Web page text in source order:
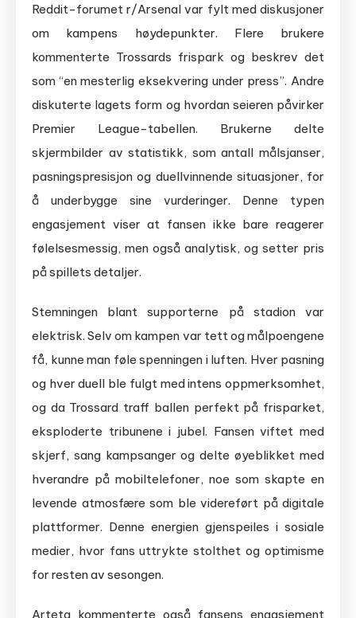
Reddit-forumet r/Arsenal var fylt med diskusjoner
om kampens høydepunkter. Flere brukere
kommenterte Trossards frispark og beskrev det
som “en mesterlig eksekvering under press”. Andre
diskuterte lagets form og hvordan seieren påvirker
Premier League-tabellen. Brukerne delte
skjermbilder av statistikk, som antall målsjanser,
pasningspresisjon og duellvinnende situasjoner, for
å underbygge sine vurderinger. Denne typen
engasjement viser at fansen ikke bare reagerer
følelsesmessig, men også analytisk, og setter pris
på spillets detaljer.
Stemningen blant supporterne på stadion var
elektrisk. Selv om kampen var tett og målpoengene
få, kunne man føle spenningen i luften. Hver pasning
og hver duell ble fulgt med intens oppmerksomhet,
og da Trossard traff ballen perfekt på frisparket,
eksploderte tribunene i jubel. Fansen viftet med
skjerf, sang kampsanger og delte øyeblikket med
hverandre på mobiltelefoner, noe som skapte en
levende atmosfære som ble videreført på digitale
plattformer. Denne energien gjenspeiles i sosiale
medier, hvor fans uttrykte stolthet og optimisme
for resten av sesongen.
Arteta kommenterte også fansens engasjement